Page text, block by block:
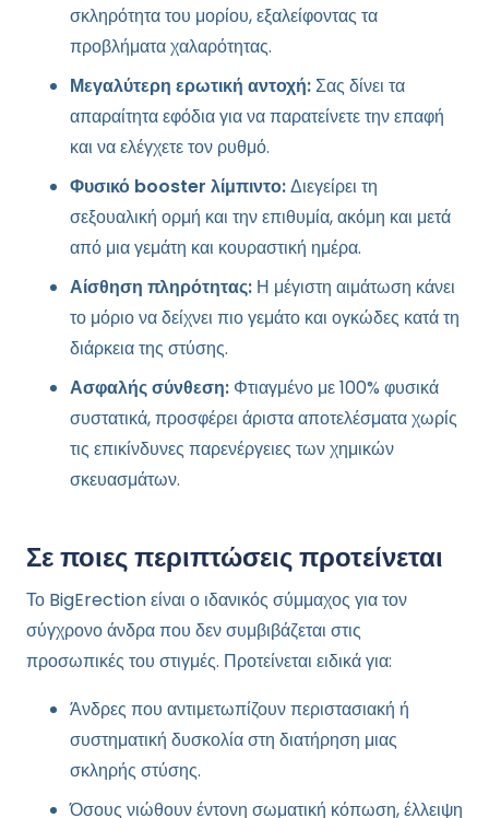
σκληρότητα του μορίου, εξαλείφοντας τα
προβλήματα χαλαρότητας.
Μεγαλύτερη ερωτική αντοχή:Σας δίνει τα
απαραίτητα εφόδια για να παρατείνετε την επαφή
και να ελέγχετε τον ρυθμό.
Φυσικό booster λίμπιντο:Διεγείρει τη
σεξουαλική ορμή και την επιθυμία, ακόμη και μετά
από μια γεμάτη και κουραστική ημέρα.
Αίσθηση πληρότητας: Η μέγιστη αιμάτωση κάνει
το μόριο να δείχνει πιο γεμάτο και ογκώδες κατά τη
διάρκεια της στύσης.
Ασφαλής σύνθεση: Φτιαγμένο με 100% φυσικά
συστατικά, προσφέρει άριστα αποτελέσματα χωρίς
τις επικίνδυνες παρενέργειες των χημικών
σκευασμάτων.
Σε ποιες περιπτώσεις προτείνεται
Το BigErection είναι ο ιδανικός σύμμαχος για τον
σύγχρονο άνδρα που δεν συμβιβάζεται στις
προσωπικές του στιγμές. Προτείνεται ειδικά για:
Άνδρες που αντιμετωπίζουν περιστασιακή ή
συστηματική δυσκολία στη διατήρηση μιας
σκληρής στύσης.
Όσους νιώθουν έντονη σωματική κόπωση, έλλειψη